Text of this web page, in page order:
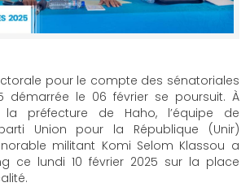
pour le compte des sénatoriales
démarrée le 06 février se poursuit. À
la préfecture de Haho, l’équipe de
Union pour la République (Unir)
militant Komi Selom Klassou a
ce lundi 10 février 2025 sur la place